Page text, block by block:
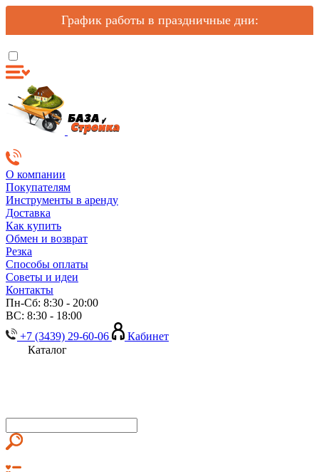
График работы в праздничные дни:
О компании
Покупателям
Инструменты в аренду
Доставка
Как купить
Обмен и возврат
Резка
Способы оплаты
Советы и идеи
Контакты
Пн-Сб: 8:30 - 20:00
ВС: 8:30 - 18:00
+7 (3439) 29-60-06
Кабинет
Каталог